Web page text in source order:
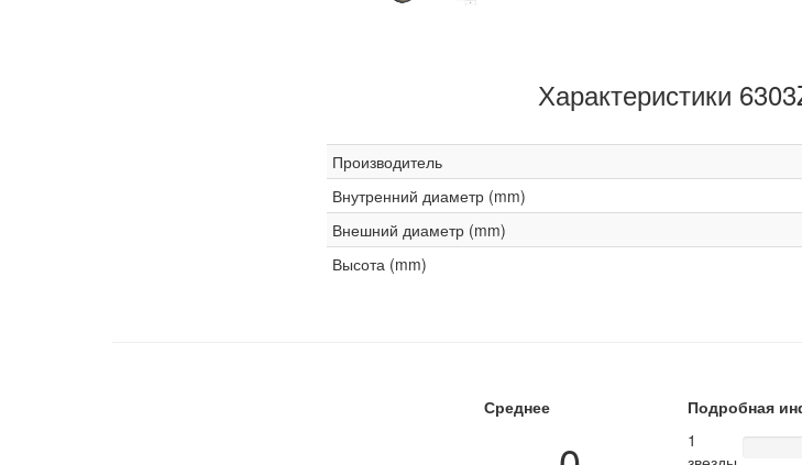
Характеристики
Производитель
Внутренний диаметр (mm)
Внешний диаметр (mm)
Высота (mm)
Среднее
Подробная
1